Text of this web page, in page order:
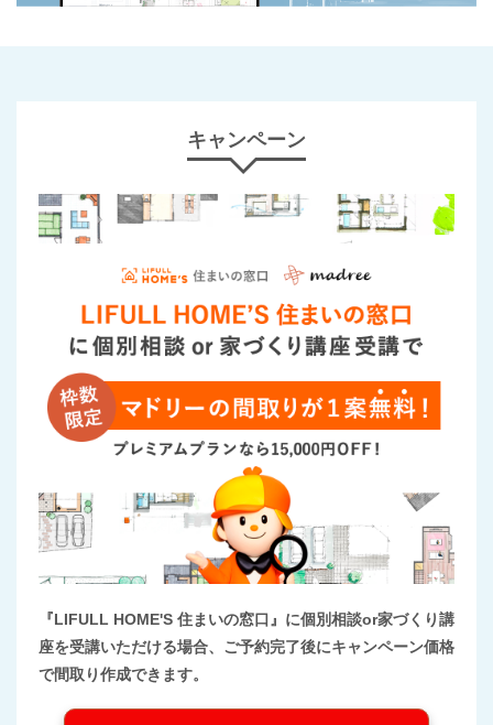
キャンペーン
『LIFULL HOME'S 住まいの窓口』に個別相談or家づくり講
座を受講いただける場合、ご予約完了後にキャンペーン価格
で間取り作成できます。